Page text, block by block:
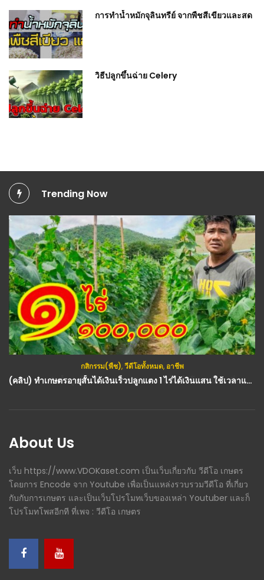
การทำน้ำหมักจุลินทรีย์ จากพืชสีเขียวและสด
วิธีปลูกขึ้นฉ่าย Celery
Trending Now
กสิกรรม(พืช),วีดีโอทั้งหมด, อาชีพ
(คลิป) ทำเกษตรอายุสั้นได้เงินเร็วปลูกแตง 1 ไร่ได้เงินแสน ใช้เวลาแค่สองเดือนเท่านั้น : วีดีโอ เกษตร
About Us
เว็บ https://www.VDOKaset.com เป็นเว็บเกี่ยวกับ วีดีโอ เกษตร
โดยการ Encode จาก Youtube เพื่อเป็นแหล่งรวบรวมวีดีโอ ที่เกี่ยว
กับกับการเกษตร และเป็นเว็บโปรโมทเว็บของเหล่า Youtuber และก็
โปรโมทโพสอีกที ที่เพจ : วีดีโอ เกษตร